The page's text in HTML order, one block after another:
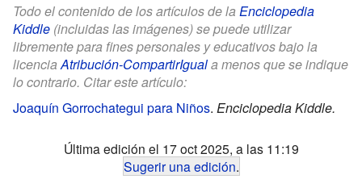
Todo el contenido de los artículos de la Enciclopedia
Kiddle (incluidas las imágenes) se puede utilizar
libremente para fines personales y educativos bajo la
licenciaAtribución-CompartirIguala menos que se indique
lo contrario. Citar este artículo:
Joaquín Gorrochategui para Niños. Enciclopedia Kiddle.
Última edición el 17 oct 2025, a las 11:19
Sugerir una edición.